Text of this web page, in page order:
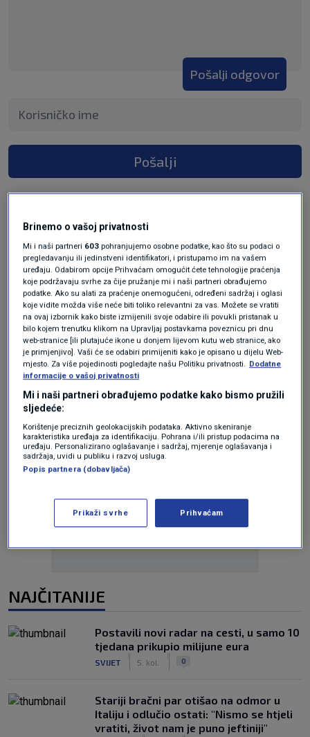
Pošalji odgovor
Pošalji
Oglas
NAJČITANIJE
Postavili novi radar na cesti, u samo 10
tjedana prikupio milijune eura
SVIJET 5. kol. 0
Stariji bračni par otišao na odmor u
Italiju i odlučio ostati: "Nismo se htjeli
vratiti, život nam je puno jeftiniji"
Brinemo o vašoj privatnosti
Mi i naši partneri 603 pohranjujemo osobne podatke, kao što su podaci o
pregledavanju ili jedinstveni identifikatori, i pristupamo im na vašem
uređaju. Odabirom opcije Prihvaćam omogućit ćete tehnologije praćenja
koje podržavaju svrhe za čije pružanje mi i naši partneri obrađujemo
podatke. Ako su alati za praćenje onemogućeni, određeni sadržaj i oglasi
koje vidite možda više neće biti toliko relevantni za vas. Možete se vratiti
na ovaj izbornik kako biste izmijenili svoje odabire ili povukli pristanak u
bilo kojem trenutku klikom na Upravljaj postavkama poveznicu pri dnu
web-stranice [ili plutajuće ikone u donjem lijevom kutu web stranice, ako
je primjenjivo]. Vaši će se odabiri primijeniti kako je opisano u dijelu Web-
mjesto. Za više pojedinosti pogledajte našu Politiku privatnosti.
Dodatne
informacije o vašoj privatnosti
Mi i naši partneri obrađujemo podatke kako bismo pružili
sljedeće:
Korištenje preciznih geolokacijskih podataka. Aktivno skeniranje
karakteristika uređaja za identifikaciju. Pohrana i/ili pristup podacima na
uređaju. Personalizirano oglašavanje i sadržaj, mjerenje oglašavanja i
sadržaja, uvidi u publiku i razvoj usluga.
Popis partnera (dobavljača)
Prikaži svrhe Prihvaćam